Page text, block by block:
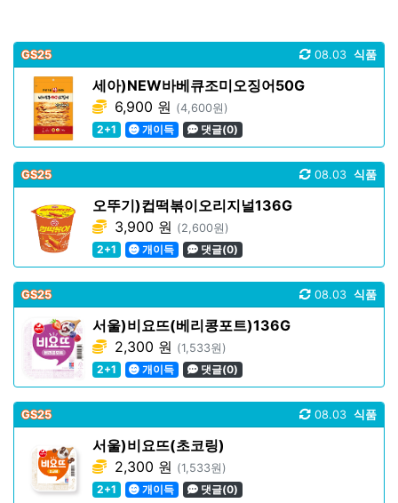
GS25 식품
08.03
세아)NEW바베큐조미오징어50G
6,900 원 (4,600원)
2+1
개이득 댓글(0)
GS25 식품
08.03
오뚜기)컵떡볶이오리지널136G
3,900 원 (2,600원)
2+1
개이득 댓글(0)
GS25 식품
08.03
서울)비요뜨(베리콩포트)136G
2,300 원 (1,533원)
2+1
개이득 댓글(0)
GS25 식품
08.03
서울)비요뜨(초코링)
2,300 원 (1,533원)
2+1
개이득 댓글(0)